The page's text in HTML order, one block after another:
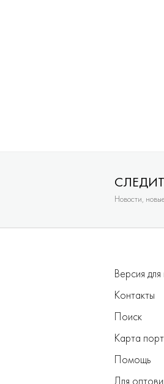
Новости,
Версия для
Контакты
Поиск
Карта
Помощь
Для